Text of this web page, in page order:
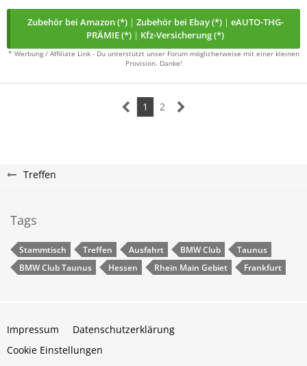
Zubehör bei Amazon (*)| Zubehör bei Ebay (*)| eAUTO-THG-
PRÄMIE (*) | Kfz-Versicherung (*)
* Werbung / Affiliate Link - Du unterstützt unser Forum möglicherweise mit einer kleinen
Provision. Danke!
1 2
Treffen
Tags
Stammtisch Treffen Ausfahrt BMW Club
Taunus
BMW Club Taunus
Hessen Rhein Main Gebiet Frankfurt
Impressum
Datenschutzerklärung
Cookie Einstellungen